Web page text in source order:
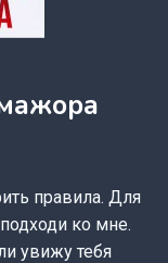
правила. Для
ко мне.
увижу тебя